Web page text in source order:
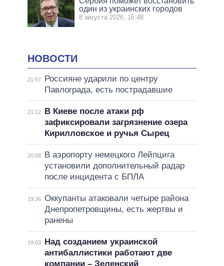
один из украинских городов
8 августа 2026, 16:48
НОВОСТИ
21:57
Россияне ударили по центру
Павлограда, есть пострадавшие
21:12
В Киеве после атаки рф
зафиксировали загрязнение озера
Кирилловское и ручья Сырец
20:08
В аэропорту немецкого Лейпцига
установили дополнительный радар
после инцидента с БПЛА
19:36 Оккупанты атаковали четыре района
Днепропетровщины, есть жертвы и
ранены
19:03
Над созданием украинской
антибаллистики работают две
компании – Зеленский